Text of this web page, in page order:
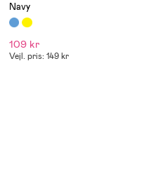
Navy
109 kr
Vejl. pris: 149 kr